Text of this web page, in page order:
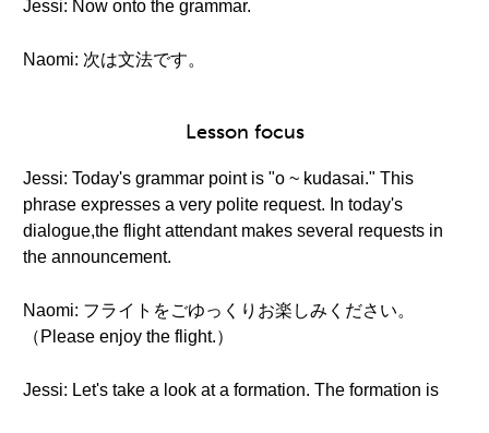
Jessi: Now onto the grammar.
Naomi: 次は文法です。
Lesson focus
Jessi: Today's grammar point is "o ~ kudasai." This
phrase expresses a very polite request. In today's
dialogue,the flight attendant makes several requests in
the announcement.
Naomi: フライトをごゆっくりお楽しみください。
（Please enjoy the flight.）
Jessi: Let's take a look at a formation. The formation is